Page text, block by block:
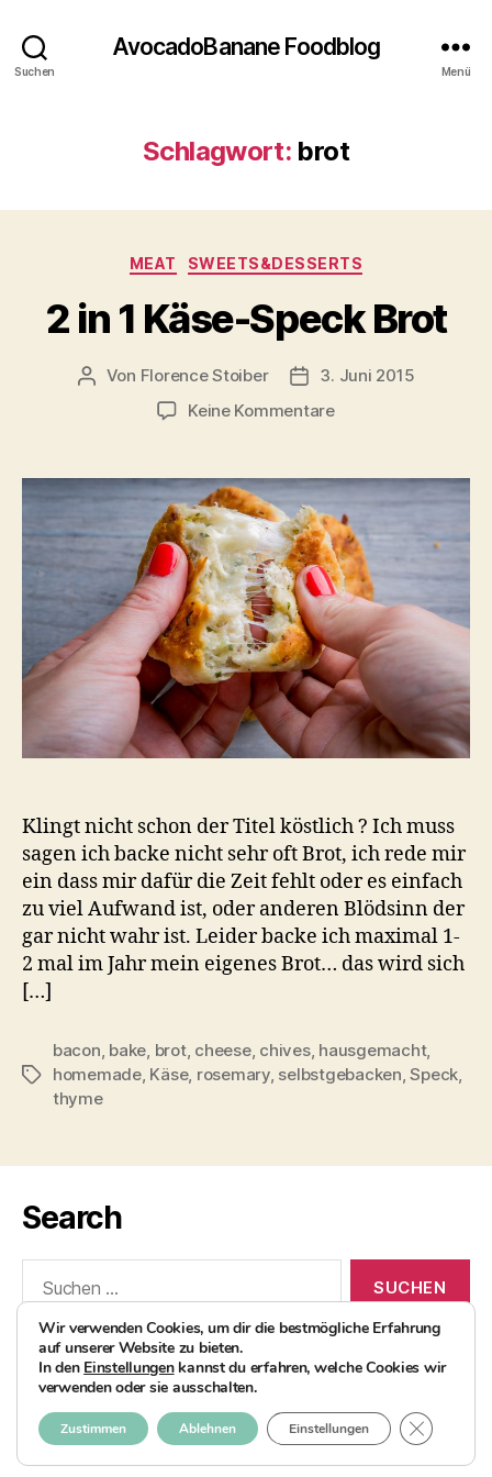
Suchen
AvocadoBanane Foodblog
Menü
Schlagwort: brot
Kategorien
MEAT SWEETS&DESSERTS
2 in 1 Käse-Speck Brot
Beitragsautor
Von Florence Stoiber Veröffentlichungsdatum
3. Juni 2015
Keine Kommentarezu
1
Speck
Brot
Klingt nicht schon der Titel köstlich ? Ich muss
sagen ich backe nicht sehr oft Brot, ich rede mir
ein dass mir dafür die Zeit fehlt oder es einfach
zu viel Aufwand ist, oder anderen Blödsinn der
gar nicht wahr ist. Leider backe ich maximal 1-
2 mal im Jahr mein eigenes Brot… das wird sich
[…]
Schlagwörter
bacon bake brot, cheese, chives, hausgemacht,
homemade, Käse, rosemary, selbstgebacken ,Speck
thyme
Search
nach:
© 2026AvocadoBanane Foodblog
Impressum
Wir verwenden Cookies, um dir die bestmögliche Erfahrung
auf unserer Website zu bieten.
In den Einstellungenkannst du erfahren, welche Cookies wir
verwenden oder sie ausschalten.
Zustimmen Ablehnen Einstellungen GDPR